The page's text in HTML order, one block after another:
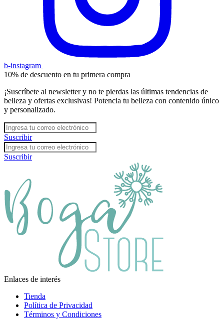
b-instagram
10% de descuento en tu primera compra
¡Suscríbete al newsletter y no te pierdas las últimas tendencias de
belleza y ofertas exclusivas! Potencia tu belleza con contenido único
y personalizado.
Suscribir
Suscribir
Enlaces de interés
Tienda
Política de Privacidad
Términos y Condiciones